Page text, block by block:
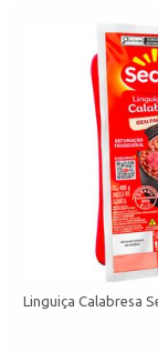
Linguiça Calabresa